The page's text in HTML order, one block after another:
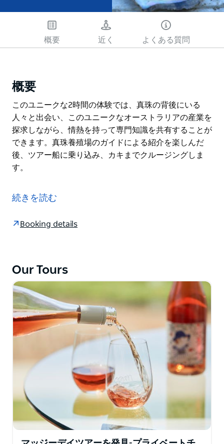
概要 近く よくある質問
概要
このユニークな2時間の体験では、真珠の背後にいる
人々と出会い、このユニークなオーストラリアの産業を
探求しながら、情熱を持って専門知識を共有することが
できます。真珠養殖場のガイドによる紹介を楽しんだ
後、ツアー船に乗り込み、カキまでクルージングしま
す。
人々と出会い、このユニークなオーストラリアの産業を
探求しながら、情熱を持って専門知識を共有することが
後、ツアー船に乗り込み、カキまでクルージングしま
続きを読む
Booking details
Our Tours